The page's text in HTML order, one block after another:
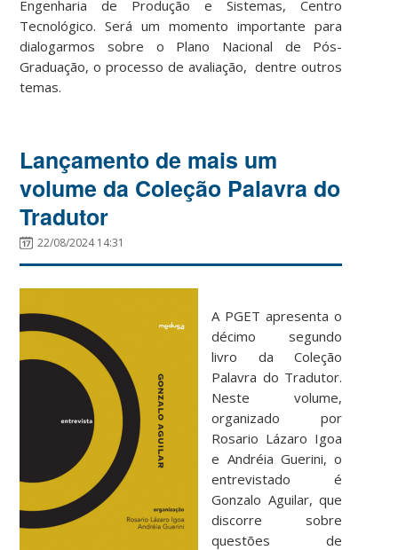
Engenharia de Produção e Sistemas, Centro
Tecnológico. Será um momento importante para
dialogarmos sobre o Plano Nacional de Pós-
Graduação, o processo de avaliação, dentre outros
temas.
Lançamento de mais um
volume da Coleção Palavra do
Tradutor
22/08/2024 14:31
A PGET apresenta o
décimo segundo
livro da Coleção
Palavra do Tradutor.
Neste volume,
organizado por
Rosario Lázaro Igoa
e Andréia Guerini, o
entrevistado é
Gonzalo Aguilar, que
discorre sobre
questões de